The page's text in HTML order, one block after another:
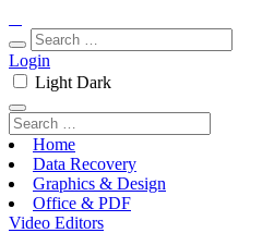
Login
Light Dark
Home
Data Recovery
Graphics & Design
Office & PDF
Video Editors